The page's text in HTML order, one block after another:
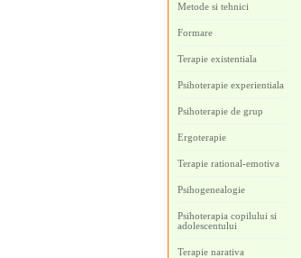
Metode si tehnici
Formare
Terapie existentiala
Psihoterapie experientiala
Psihoterapie de grup
Ergoterapie
Terapie rational-emotiva
Psihogenealogie
Psihoterapia copilului si
adolescentului
Terapie narativa